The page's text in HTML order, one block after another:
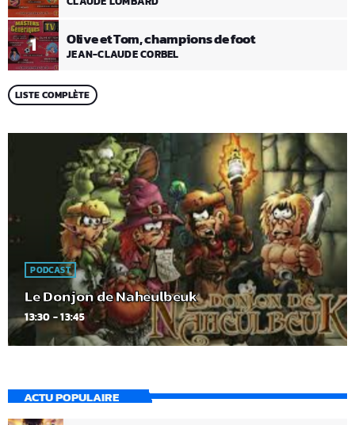
1 Olive et Tom, champions de foot
JEAN-CLAUDE CORBEL
LISTE COMPLÈTE
PODCAST
Le Donjon de Naheulbeuk
13:30 - 13:45
ACTU POPULAIRE